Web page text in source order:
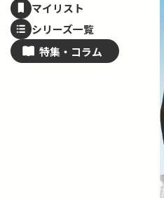
マイリスト
シリーズ一覧
特集・ コラム